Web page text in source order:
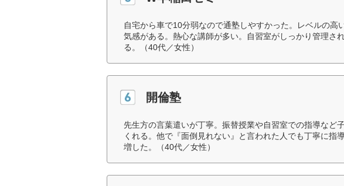
自宅から車で10分弱なので通塾しやすかった。レベルの高
気感がある。熱心な講師が多い。自習室がしっかり管理さ
る。（40代／女性）
開倫塾
先生方の言葉遣いが丁寧。振替授業や自習室での指導など
くれる。他で『面倒見れない』と言われた人でも丁寧に指
増した。（40代／女性）